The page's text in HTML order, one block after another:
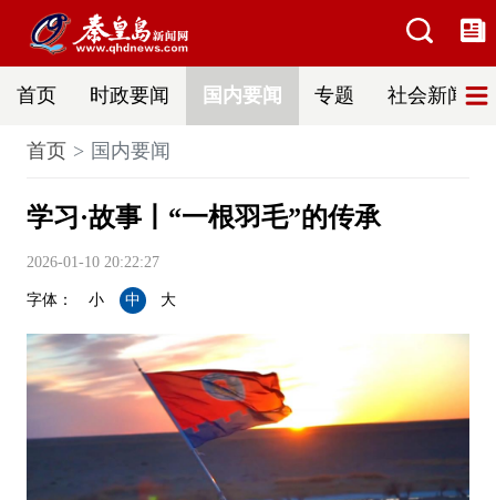
首页 时政要闻 国内要闻 专题 社会新闻
首页 国内要闻
学习·故事丨“一根羽毛”的传承
2026-01-10 20:22:27
字体： 小 中 大